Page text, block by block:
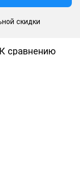
скидки
К сравнению